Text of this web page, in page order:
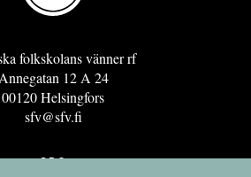
folkskolans vänner rf
Annegatan 12 A 24
00120 Helsingfors
sfv@sfv.fi
GRO